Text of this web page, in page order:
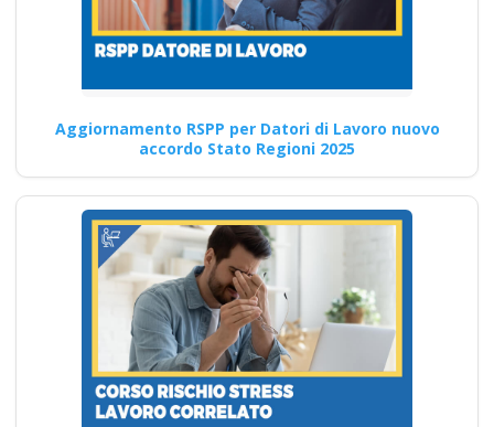
81/2008: Corso Formativo per
RSPP Quali sono i vantaggi…
Corso avanzato per
addetti antincendio
medio rischio
Quali sono le strategie per
coinvolgere attivamente i
lavoratori nella prevenzione
dei…
Aggiornamento RSPP per Datori di Lavoro nuovo
accordo Stato Regioni 2025